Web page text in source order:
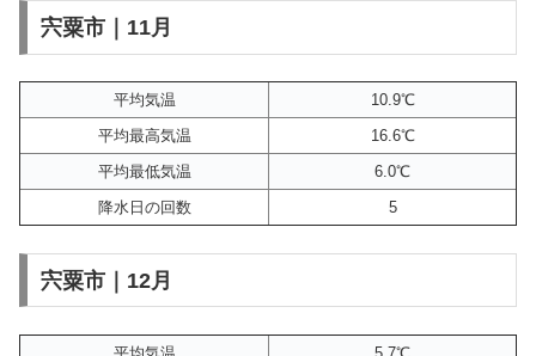
宍粟市｜11月
平均気温
10.9℃
平均最高気温
16.6℃
平均最低気温
6.0℃
降水日の回数
5
宍粟市｜12月